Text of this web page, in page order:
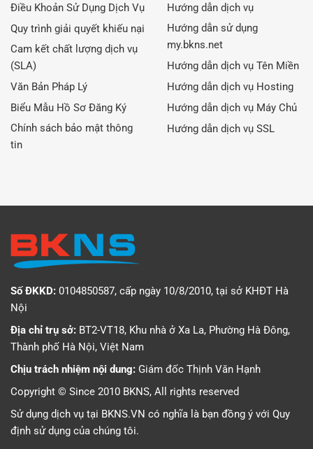
Điều Khoản Sử Dụng Dịch Vụ
Quy trình giải quyết khiếu nại
Cam kết chất lượng dịch vụ
(SLA)
Văn Bản Pháp Lý
Biểu Mẫu Hồ Sơ Đăng Ký
Chính sách bảo mật thông
tin
Hướng dẫn dịch vụ
Hướng dẫn sử dụng
my.bkns.net
Hướng dẫn dịch vụ Tên Miền
Hướng dẫn dịch vụ Hosting
Hướng dẫn dịch vụ Máy Chủ
Hướng dẫn dịch vụ SSL
Số ĐKKD: 0104850587, cấp ngày 10/8/2010, tại sở KHĐT Hà
Nội
Địa chỉ trụ sở: BT2-VT18, Khu nhà ở Xa La, Phường Hà Đông,
Thành phố Hà Nội, Việt Nam
Chịu trách nhiệm nội dung: Giám đốc Thịnh Văn Hạnh
Copyright © Since 2010 BKNS, All rights reserved
Sử dụng dịch vụ tại BKNS.VN có nghĩa là bạn đồng ý với Quy
định sử dụng của chúng tôi.